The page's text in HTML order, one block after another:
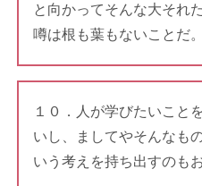
と向かってそんな大それ
噂は根も葉もないことだ。
１０．人が学びたいこと
いし、ましてやそんなも
いう考えを持ち出すのも